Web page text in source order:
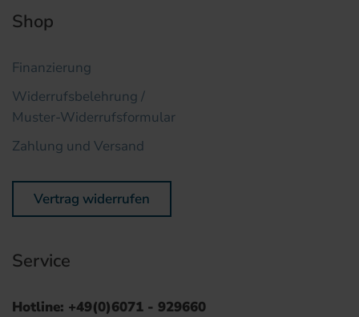
Shop
Finanzierung
Widerrufsbelehrung /
Muster-Widerrufsformular
Zahlung und Versand
Vertrag widerrufen
Service
Hotline: +49(0)6071 - 929660